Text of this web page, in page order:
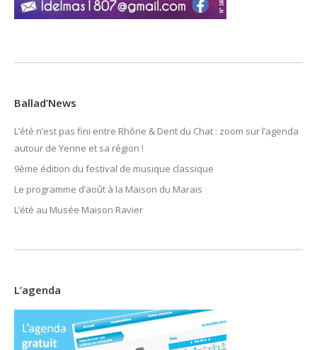
Ballad’News
L’été n’est pas fini entre Rhône & Dent du Chat : zoom sur l’agenda
autour de Yenne et sa région !
9ème édition du festival de musique classique
Le programme d’août à la Maison du Marais
L’été au Musée Maison Ravier
L’agenda